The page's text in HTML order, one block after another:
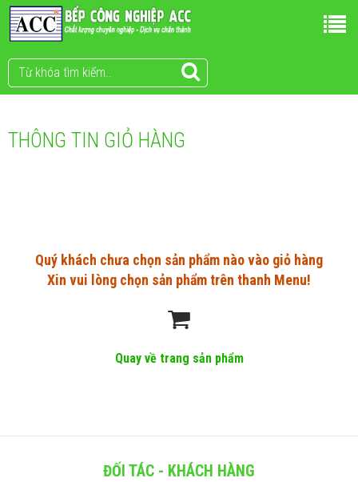
THÔNG TIN GIỎ HÀNG
Quý khách chưa chọn sản phẩm nào vào giỏ hàng
Xin vui lòng chọn sản phẩm trên thanh Menu!
Quay về trang sản phẩm
ĐỐI TÁC - KHÁCH HÀNG